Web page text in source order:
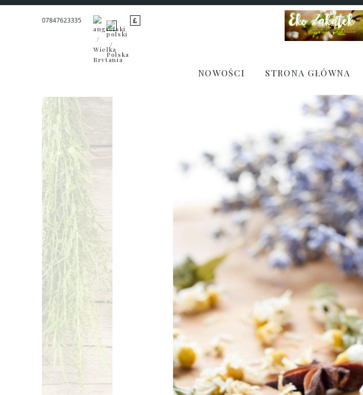
07847623335
NOWOŚCI STRONA GŁÓWNA